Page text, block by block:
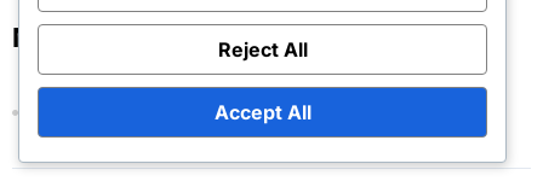
Nylige innlegg
Libero: Forstå rollen i forskjellige rotasjoner,
Ansvarsområder, Og justeringer
Reject All
Accept All